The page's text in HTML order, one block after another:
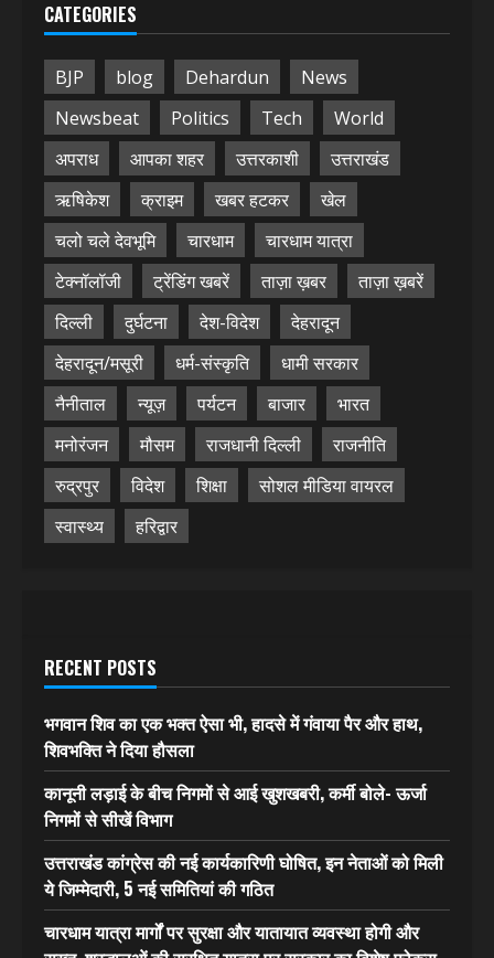
CATEGORIES
BJP blog Dehardun
News
Newsbeat
Politics Tech
World
अपराध
आपका शहर उत्तरकाशी
उत्तराखंड
ऋषिकेश
क्राइम खबर हटकर
खेल
चलो चले देवभूमि
चारधाम
चारधाम यात्रा
टेक्नॉलॉजी
ट्रेंडिंग खबरें ताज़ा ख़बर
ताज़ा ख़बरें
दिल्ली
दुर्घटना देश-विदेश
देहरादून
देहरादून/मसूरी
धर्म-संस्कृति
धामी सरकार
नैनीताल
न्यूज़ पर्यटन बाजार
भारत
मनोरंजन
मौसम राजधानी दिल्ली
राजनीति
रुद्रपुर
विदेश शिक्षा
सोशल मीडिया वायरल
स्वास्थ्य
हरिद्वार
RECENT POSTS
भगवान शिव का एक भक्त ऐसा भी, हादसे में गंवाया पैर और हाथ,
शिवभक्ति ने दिया हौसला
कानूनी लड़ाई के बीच निगमों से आई खुशखबरी, कर्मी बोले- ऊर्जा
निगमों से सीखें विभाग
उत्तराखंड कांग्रेस की नई कार्यकारिणी घोषित, इन नेताओं को मिली
ये जिम्मेदारी, 5 नई समितियां की गठित
चारधाम यात्रा मार्गों पर सुरक्षा और यातायात व्यवस्था होगी और